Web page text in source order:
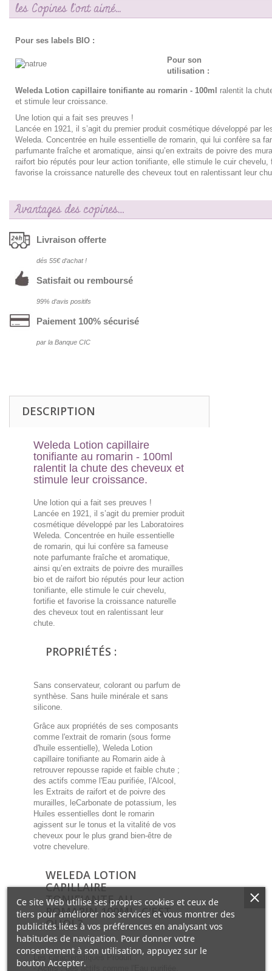
les Copines l'ont aimé...
Pour ses labels BIO :
Pour son
utilisation :
Weleda Lotion capillaire tonifiante au romarin - 100ml
ralentit la
et stimule leur croissance.
Une lotion qui a fait ses preuves !
Lancée en 1921, il s’agit du premier produit cosmétique développé par
Weleda. Concentrée en huile essentielle de romarin, qui lui confère sa
parfumante fraîche et aromatique, ainsi qu’en extraits de poivre des
raifort bio réputés pour leur action tonifiante, elle stimule le cuir chevelu,
favorise la croissance naturelle des cheveux tout en ralentissant leur
Avantages des copines…
Livraison offerte
dés 55€ d‘achat !
Satisfait ou remboursé
99% d‘avis positifs
Paiement 100% sécurisé
par la Banque CIC
DESCRIPTION
Weleda Lotion capillaire
tonifiante au romarin - 100ml
ralentit la chute des cheveux et
stimule leur croissance.
Une lotion qui a fait ses preuves !
Lancée en 1921, il s’agit du premier produit
cosmétique développé par les Laboratoires
Weleda. Concentrée en huile essentielle
de romarin, qui lui confère sa fameuse
note parfumante fraîche et aromatique,
ainsi qu’en extraits de poivre des murailles
bio et de raifort bio réputés pour leur action
tonifiante, elle stimule le cuir chevelu,
fortifie et favorise la croissance naturelle
des cheveux tout en ralentissant leur
chute.
PROPRIÉTÉS :
Sans conservateur, colorant ou parfum de
synthèse. Sans huile minérale et sans
silicone.
Grâce aux propriétés de ses composants
comme l'extrait de romarin (sous forme
d'huile essentielle), Weleda Lotion
capillaire tonifiante au Romarin aide à
retrouver repousse rapide et faible chute ;
des actifs comme l'Eau purifiée, l'Alcool,
les Extraits de raifort et de poivre des
murailles, leCarbonate de potassium, les
Huiles essentielles dont le romarin
agissent sur le tonus et la vitalité de vos
cheveux pour le plus grand bien-être de
votre chevelure.
WELEDA LOTION
CAPILLAIRE
TONIFIANTE AU
ROMARIN 100ML, C'EST
QUOI ?
- Actifs : des actifs comme l'Eau purifiée,
Ce site Web utilise ses propres cookies et ceux de
tiers pour améliorer nos services et vous montrer des
publicités liées à vos préférences en analysant vos
habitudes de navigation. Pour donner votre
consentement à son utilisation, appuyez sur le
bouton Accepter.